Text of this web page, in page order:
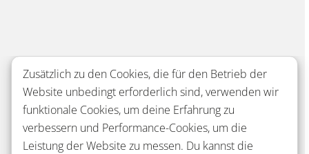
Zusätzlich zu den Cookies, die für den Betrieb der
Website unbedingt erforderlich sind, verwenden wir
funktionale Cookies, um deine Erfahrung zu
verbessern und Performance-Cookies, um die
Leistung der Website zu messen. Du kannst die